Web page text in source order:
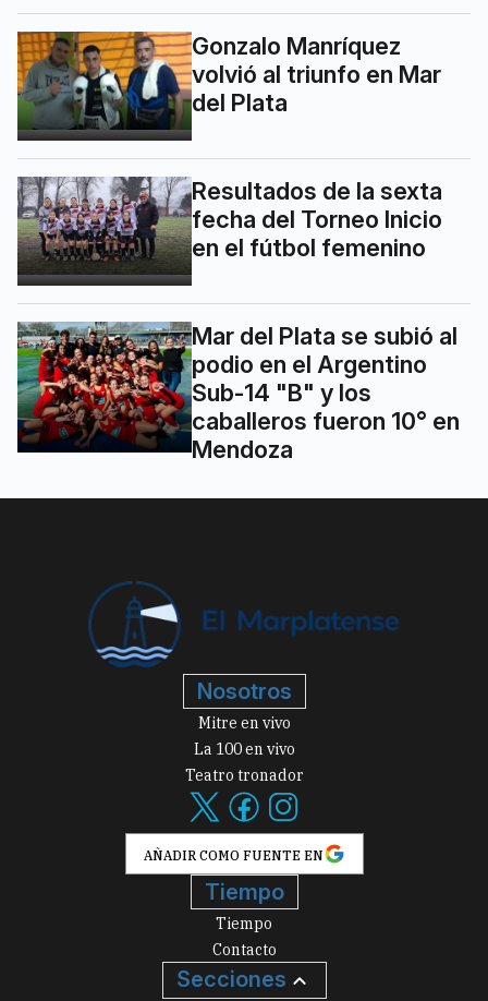
Gonzalo Manríquez
volvió al triunfo en Mar
del Plata
Resultados de la sexta
fecha del Torneo Inicio
en el fútbol femenino
Mar del Plata se subió al
podio en el Argentino
Sub-14 "B" y los
caballeros fueron 10° en
Mendoza
Nosotros
Mitre en vivo
La 100 en vivo
Teatro tronador
AÑADIR COMO FUENTE EN
Tiempo
Tiempo
Contacto
Secciones